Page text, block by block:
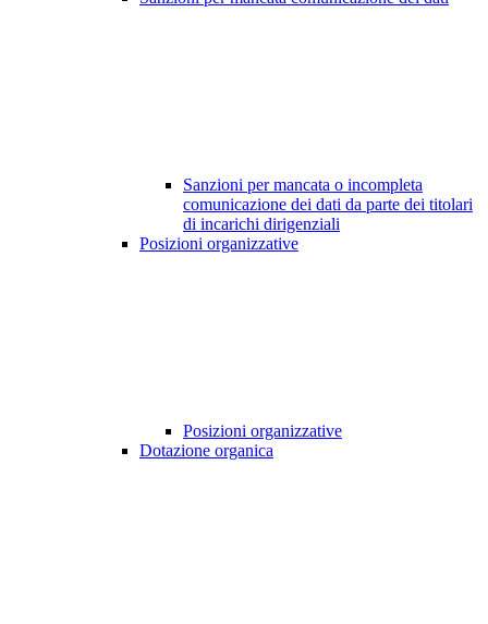
Sanzioni per mancata o incompleta
comunicazione dei dati da parte dei titolari
di incarichi dirigenziali
Posizioni organizzative
Posizioni organizzative
Dotazione organica